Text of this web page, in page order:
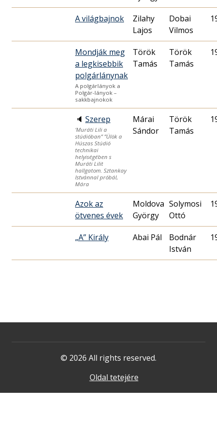
A világbajnok
Zilahy
Lajos
Dobai
Vilmos
Mondják meg
a legkisebbik
polgárlánynak
A polgárlányok a
Polgár-lányok –
sakkbajnokok
Török
Tamás
Török
Tamás
🔈 Szerep
‘Muráti Lili a
stúdióban” ”Ülök a
Húszas Stúdió
technikai
helyiségében s
Muráti Lilit
hallgatom. Sztankay
Istvánnal próbál,
Mára
Márai
Sándor
Török
Tamás
Azok az
ötvenes évek
Moldova
György
Solymosi
Ottó
„A” Király Abai Pál
Bodnár
István
© 2026 All rights reserved.
Oldal tetejére